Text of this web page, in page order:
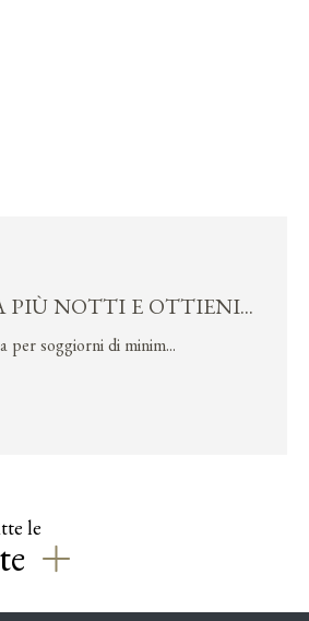
PIÙ NOTTI E OTTIENI...
per soggiorni di minim...
le